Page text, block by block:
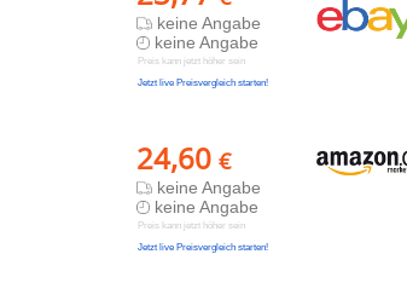
keine Angabe
keine Angabe
Preis kann jetzt höher sein
Jetzt live Preisvergleich starten!
24,60 €
keine Angabe
keine Angabe
Preis kann jetzt höher sein
Jetzt live Preisvergleich starten!